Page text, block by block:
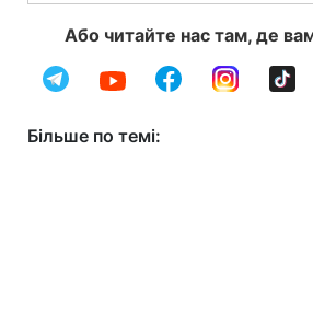
Або читайте нас там, де
Більше по темі: